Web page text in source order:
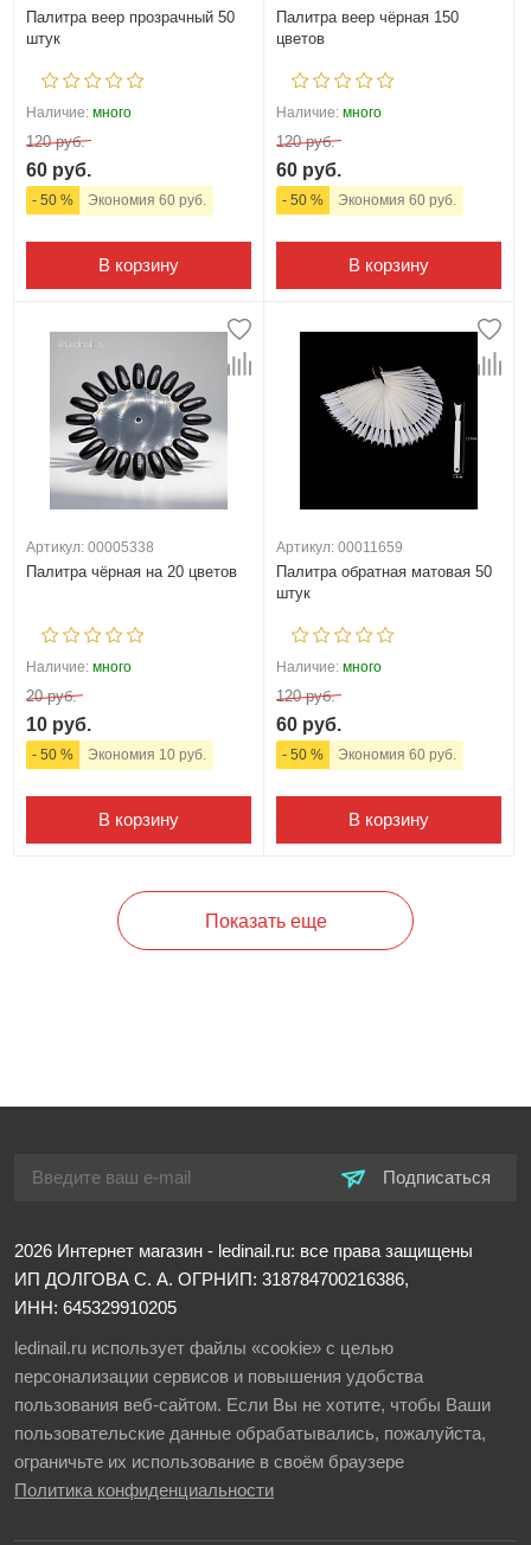
Палитра веер прозрачный 50
штук
Наличие: много
120 руб.
60 руб.
- 50 % Экономия 60 руб.
В корзину
Палитра веер чёрная 150
цветов
Наличие: много
120 руб.
60 руб.
- 50 % Экономия 60 руб.
В корзину
Артикул: 00005338
Палитра чёрная на 20 цветов
Наличие: много
20 руб.
10 руб.
- 50 % Экономия 10 руб.
В корзину
Артикул: 00011659
Палитра обратная матовая 50
штук
Наличие: много
120 руб.
60 руб.
- 50 % Экономия 60 руб.
В корзину
Показать еще
Подписаться
2026 Интернет магазин - ledinail.ru: все права защищены
ИП ДОЛГОВА С. А. ОГРНИП: 318784700216386,
ИНН: 645329910205
ledinail.ru использует файлы «cookie» с целью
персонализации сервисов и повышения удобства
пользования веб-сайтом. Если Вы не хотите, чтобы Ваши
пользовательские данные обрабатывались, пожалуйста,
ограничьте их использование в своём браузере
Политика конфиденциальности